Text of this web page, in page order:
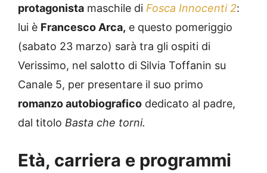
protagonista maschile di Fosca Innocenti 2:
lui è Francesco Arca, e questo pomeriggio
(sabato 23 marzo) sarà tra gli ospiti di
Verissimo, nel salotto di Silvia Toffanin su
Canale 5, per presentare il suo primo
romanzo autobiografico dedicato al padre,
dal titolo Basta che torni.
Età, carriera e programmi